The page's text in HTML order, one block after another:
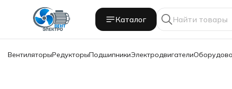
Каталог
ВентиляторыРедукторыПодшипникиЭлектродвигатели